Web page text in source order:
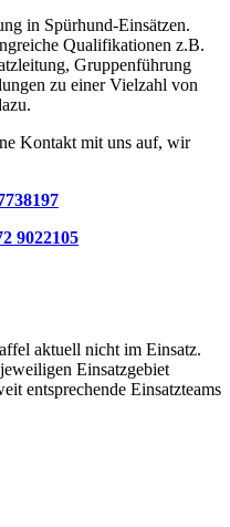
in Spürhund-Einsätzen.
Qualifikationen z.B.
Gruppenführung
zu einer Vielzahl von
Kontakt mit uns auf, wir
9022105
aktuell nicht im Einsatz.
Einsatzgebiet
entsprechende Einsatzteams